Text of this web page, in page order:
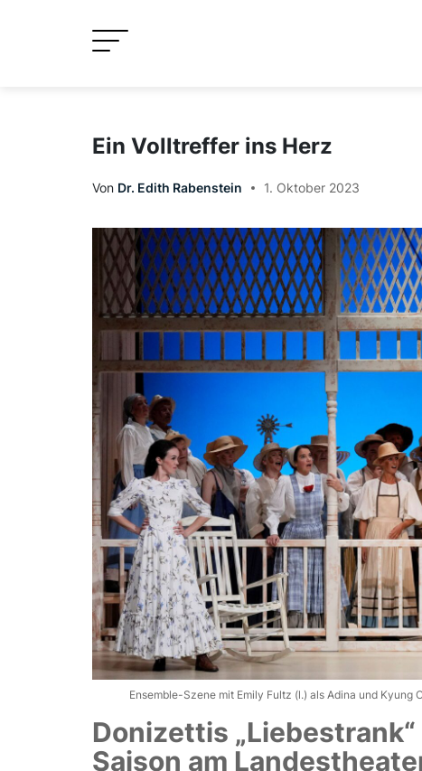
Ein Volltreffer ins Herz
Von Dr. Edith Rabenstein 1. Oktober 2023
Ensemble-Szene mit Emily Fultz (l.) als Adina und
Donizettis
Saison am